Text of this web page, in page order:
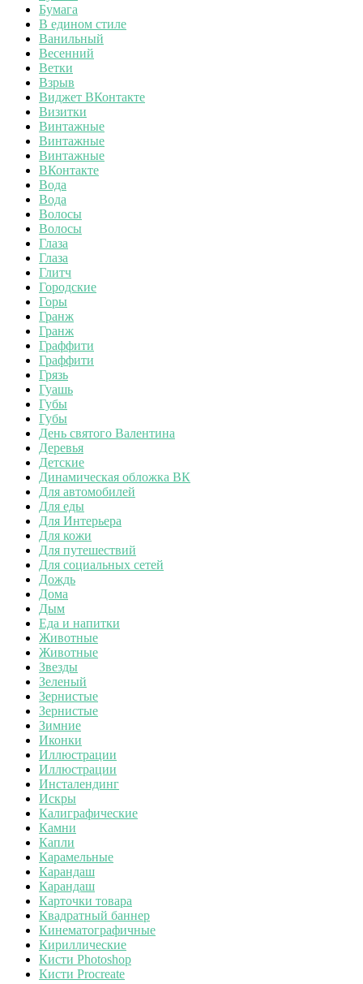
Бумага
В едином стиле
Ванильный
Весенний
Ветки
Взрыв
Виджет ВКонтакте
Визитки
Винтажные
Винтажные
Винтажные
ВКонтакте
Вода
Вода
Волосы
Волосы
Глаза
Глаза
Глитч
Городские
Горы
Гранж
Гранж
Граффити
Граффити
Грязь
Гуашь
Губы
Губы
День святого Валентина
Деревья
Детские
Динамическая обложка ВК
Для автомобилей
Для еды
Для Интерьера
Для кожи
Для путешествий
Для социальных сетей
Дождь
Дома
Дым
Еда и напитки
Животные
Животные
Звезды
Зеленый
Зернистые
Зернистые
Зимние
Иконки
Иллюстрации
Иллюстрации
Инсталендинг
Искры
Калиграфические
Камни
Капли
Карамельные
Карандаш
Карандаш
Карточки товара
Квадратный баннер
Кинематографичные
Кириллические
Кисти Photoshop
Кисти Procreate